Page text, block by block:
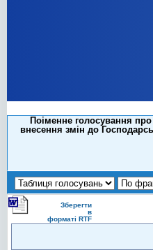
Поіменне голосування
внесення змін до
Зберегти
в
форматі RTF